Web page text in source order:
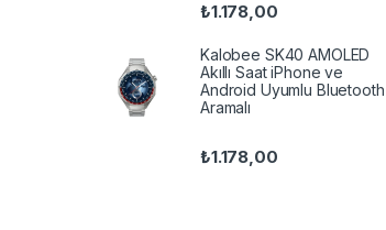
₺1.178,00
Kalobee SK40 AMOLED
Akıllı Saat iPhone ve
Android Uyumlu Bluetooth
Aramalı
₺1.178,00